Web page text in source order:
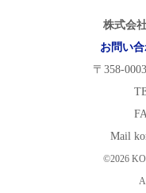
株式会
お問い
〒358-
Mail
©2026